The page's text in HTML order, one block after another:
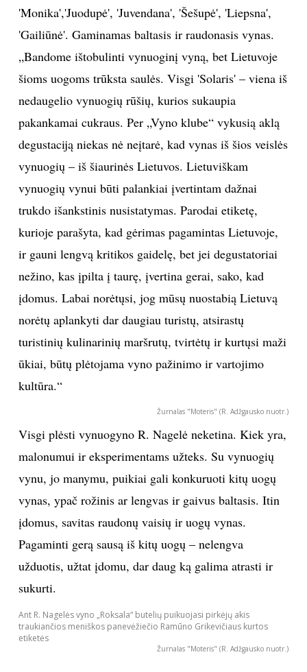
Žurnalas "Moteris" (R. Adžgausko nuotr.)
Malonūs eksperimentai
„Nuskinti? Oi, ne“, – pasipriešina vyndarys fotografo
sumanymui papozuoti su vynuogių keke rankoje.
Kiekviena jų – labai brangi. 30 a vynuogynas
užveistas pietiniame šlaite, kad gautų kuo daugiau
saulės, ir vis tiek jos trūksta, todėl pagaminama
triskart mažiau vyno, nei būtų galima. Net pozuodami
Raimundas ir Lukas laiko veltui neleidžia – tariasi,
kaip genėti ir formuoti vynuoges. Rizikos visada yra –
jeigu per daug nugenėsi, o žiema bus šalta, medį gali
ir prarasti.
Žurnalas "Moteris" (R. Adžgausko nuotr.)
Nedideliame plote auga net kelių rūšių vynuogės:
vokiškos 'Regent' ir 'Soliaris', 'Maršal Foš' ('Marechal
Fosh'), „Agat Donskoj', lietuviškos
'Monika','Juodupė', 'Juvendana', 'Šešupė', 'Liepsna',
'Gailiūnė'. Gaminamas baltasis ir raudonasis vynas.
„Bandome ištobulinti vynuoginį vyną, bet Lietuvoje
šioms uogoms trūksta saulės. Visgi 'Solaris' – viena iš
nedaugelio vynuogių rūšių, kurios sukaupia
pakankamai cukraus. Per „Vyno klube“ vykusią aklą
degustaciją niekas nė neįtarė, kad vynas iš šios veislės
vynuogių – iš šiaurinės Lietuvos. Lietuviškam
vynuogių vynui būti palankiai įvertintam dažnai
trukdo išankstinis nusistatymas. Parodai etiketę,
kurioje parašyta, kad gėrimas pagamintas Lietuvoje,
ir gauni lengvą kritikos gaidelę, bet jei degustatoriai
nežino, kas įpilta į taurę, įvertina gerai, sako, kad
įdomus. Labai norėtųsi, jog mūsų nuostabią Lietuvą